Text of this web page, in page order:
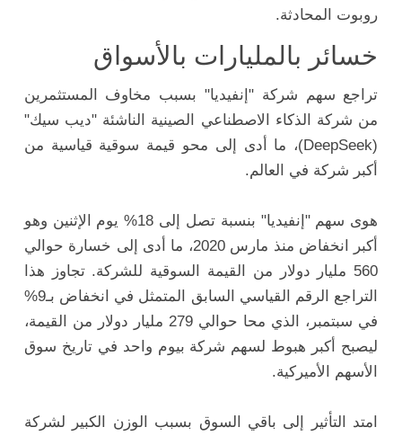
روبوت المحادثة.
خسائر بالمليارات بالأسواق
تراجع سهم شركة "إنفيديا" بسبب مخاوف المستثمرين
من شركة الذكاء الاصطناعي الصينية الناشئة "ديب سيك"
(DeepSeek)، ما أدى إلى محو قيمة سوقية قياسية من
أكبر شركة في العالم.
هوى سهم "إنفيديا" بنسبة تصل إلى 18% يوم الإثنين وهو
أكبر انخفاض منذ مارس 2020، ما أدى إلى خسارة حوالي
560 مليار دولار من القيمة السوقية للشركة. تجاوز هذا
التراجع الرقم القياسي السابق المتمثل في انخفاض بـ9%
في سبتمبر، الذي محا حوالي 279 مليار دولار من القيمة،
ليصبح أكبر هبوط لسهم شركة بيوم واحد في تاريخ سوق
الأسهم الأميركية.
امتد التأثير إلى باقي السوق بسبب الوزن الكبير لشركة